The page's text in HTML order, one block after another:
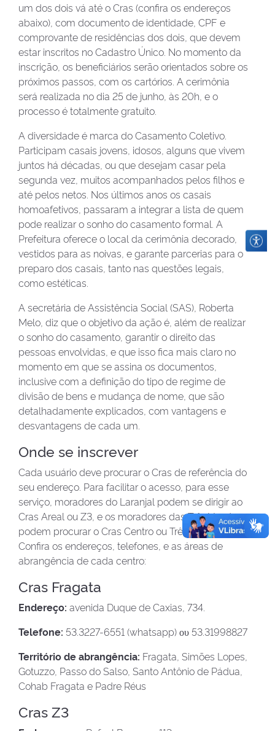
um dos dois vá até o Cras (confira os endereços
abaixo), com documento de identidade, CPF e
comprovante de residências dos dois, que devem
estar inscritos no Cadastro Único. No momento da
inscrição, os beneficiários serão orientados sobre os
próximos passos, com os cartórios. A cerimônia
será realizada no dia 25 de junho, às 20h, e o
processo é totalmente gratuito.
A diversidade é marca do Casamento Coletivo.
Participam casais jovens, idosos, alguns que vivem
juntos há décadas, ou que desejam casar pela
segunda vez, muitos acompanhados pelos filhos e
até pelos netos. Nos últimos anos os casais
homoafetivos, passaram a integrar a lista de quem
pode realizar o sonho do casamento formal. A
Prefeitura oferece o local da cerimônia decorado,
vestidos para as noivas, e garante parcerias para o
preparo dos casais, tanto nas questões legais,
como estéticas.
A secretária de Assistência Social (SAS), Roberta
Melo, diz que o objetivo da ação é, além de realizar
o sonho do casamento, garantir o direito das
pessoas envolvidas, e que isso fica mais claro no
momento em que se assina os documentos,
inclusive com a definição do tipo de regime de
divisão de bens e mudança de nome, que são
detalhadamente explicados, com vantagens e
desvantagens de cada um.
Onde se inscrever
Cada usuário deve procurar o Cras de referência do
seu endereço. Para facilitar o acesso, para esse
serviço, moradores do Laranjal podem se dirigir ao
Cras Areal ou Z3, e os moradores das Três Vendas
podem procurar o Cras Centro ou Três Vendas.
Confira os endereços, telefones, e as áreas de
abrangência de cada centro:
Cras Fragata
Endereço: avenida Duque de Caxias, 734.
Telefone: 53.3227-6551 (whatsapp) ου 53.31998827
Território de abrangência: Fragata, Simões Lopes,
Gotuzzo, Passo do Salso, Santo Antônio de Pádua,
Cohab Fragata e Padre Réus
Cras Z3